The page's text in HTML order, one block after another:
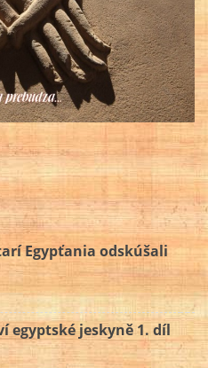
Egypťania odskúšali
egyptské jeskyně 1. díl